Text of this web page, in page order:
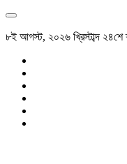
৮ই আগস্ট, ২০২৬ খ্রিস্টাব্দ ২৪শে